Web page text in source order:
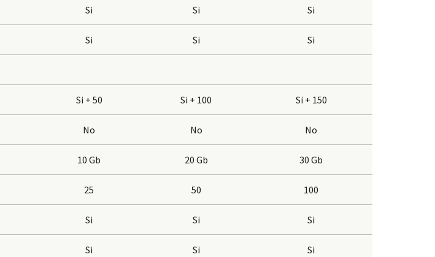
Si Si Si
Si Si Si
Si + 50 Si + 100 Si + 150
No No No
10 Gb 20 Gb 30 Gb
25 50 100
Si Si Si
Si Si Si